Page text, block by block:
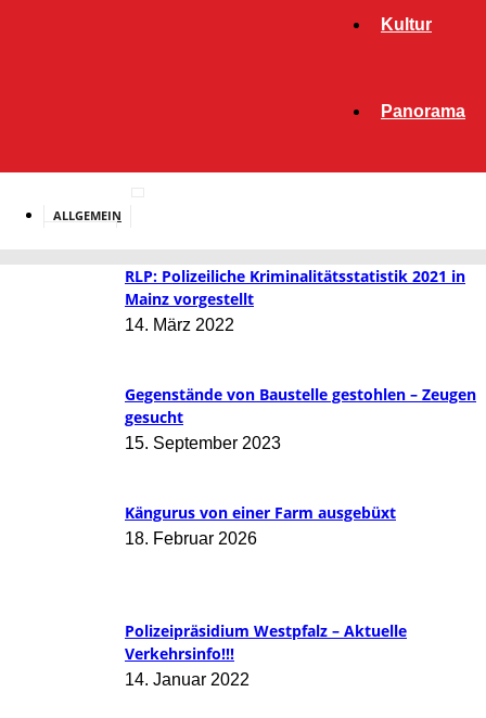
Kultur
Panorama
ALLGEMEIN
RLP: Polizeiliche Kriminalitätsstatistik 2021 in
Mainz vorgestellt
14. März 2022
Gegenstände von Baustelle gestohlen – Zeugen
gesucht
15. September 2023
Kängurus von einer Farm ausgebüxt
18. Februar 2026
Polizeipräsidium Westpfalz – Aktuelle
Verkehrsinfo!!!
14. Januar 2022